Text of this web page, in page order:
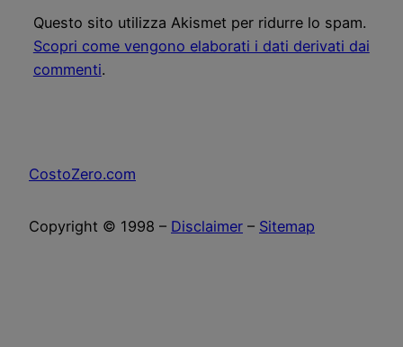
Questo sito utilizza Akismet per ridurre lo spam.
Scopri come vengono elaborati i dati derivati dai
commenti.
CostoZero.com
Copyright © 1998 – Disclaimer – Sitemap